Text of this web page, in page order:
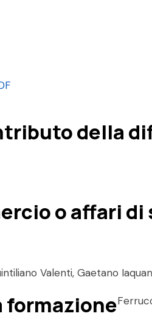
della
o affari di
Valenti, Gaetano
formazione